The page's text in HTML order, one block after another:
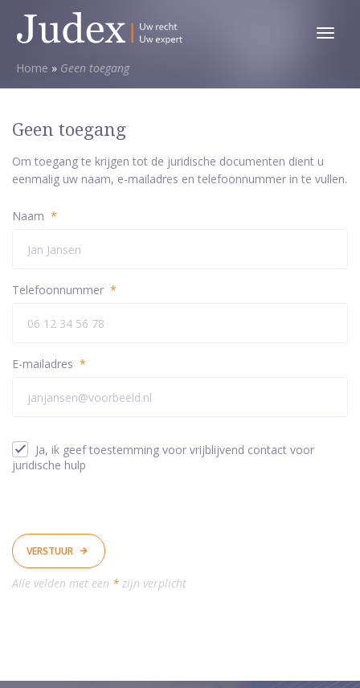
Toggle
Home » Geen toegang
Geen toegang
Om toegang te krijgen tot de juridische documenten dient u
eenmalig uw naam, e-mailadres en telefoonnummer in te vullen.
Naam *
Telefoonnummer *
E-mailadres *
Ja, ik geef toestemming voor vrijblijvend contact voor
juridische hulp
VERSTUUR
Alle velden met een * zijn verplicht